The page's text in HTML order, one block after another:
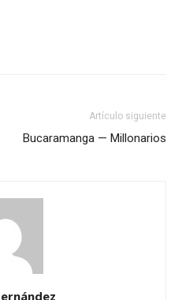
Artículo siguiente
Bucaramanga — Millonarios